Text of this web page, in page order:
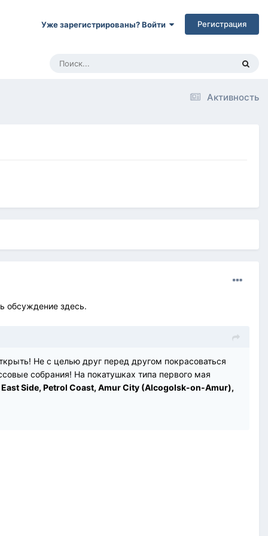
Уже зарегистрированы? Войти Регистрация
Активность
обсуждение здесь.
Не с целью друг перед другом покрасоваться
собрания! На покатушках типа первого мая
East Side, Petrol Coast, Amur City (Alcogolsk-on-Amur),